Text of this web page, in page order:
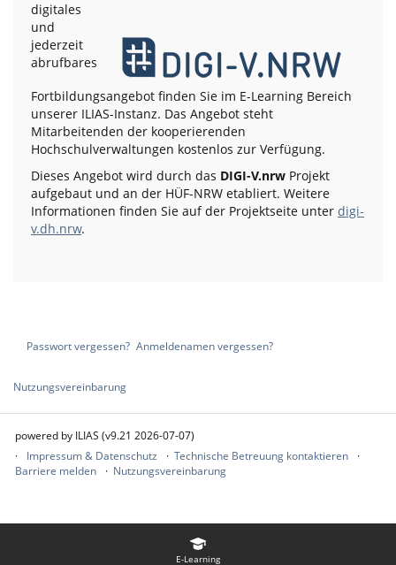
E-Learning
digitales
und
jederzeit
abrufbares
Fortbildungsangebot finden Sie im E-Learning Bereich
unserer ILIAS-Instanz. Das Angebot steht
Mitarbeitenden der kooperierenden
Hochschulverwaltungen kostenlos zur Verfügung.
Dieses Angebot wird durch das DIGI-V.nrw Projekt
aufgebaut und an der HÜF-NRW etabliert. Weitere
Informationen finden Sie auf der Projektseite unter digi-
v.dh.nrw.
Passwort vergessen? Anmeldenamen vergessen?
Nutzungsvereinbarung
powered by ILIAS (v9.21 2026-07-07)
Impressum & Datenschutz
Technische Betreuung kontaktieren
Barriere melden
Nutzungsvereinbarung